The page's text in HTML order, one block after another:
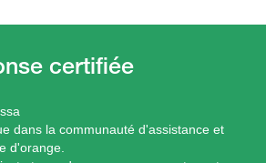
dans la communauté d'assistance et
d'orange.